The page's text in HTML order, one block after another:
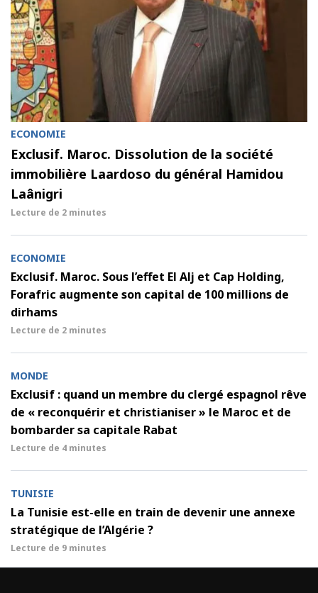
ECONOMIE
Exclusif. Maroc. Dissolution de la société
immobilière Laardoso du général Hamidou
Laânigri
Lecture de 2 minutes
ECONOMIE
Exclusif. Maroc. Sous l’effet El Alj et Cap Holding,
Forafric augmente son capital de 100 millions de
dirhams
Lecture de 2 minutes
MONDE
Exclusif : quand un membre du clergé espagnol rêve
de « reconquérir et christianiser » le Maroc et de
bombarder sa capitale Rabat
Lecture de 4 minutes
TUNISIE
La Tunisie est-elle en train de devenir une annexe
stratégique de l’Algérie ?
Lecture de 9 minutes